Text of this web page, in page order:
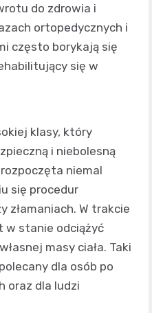
do zdrowia i
ortopedycznych i
często borykają się
się w
klasy, który
i niebolesną
niemal
się procedur
złamaniach. W trakcie
w stanie odciążyć
masy ciała. Taki
dla osób po
oraz dla ludzi